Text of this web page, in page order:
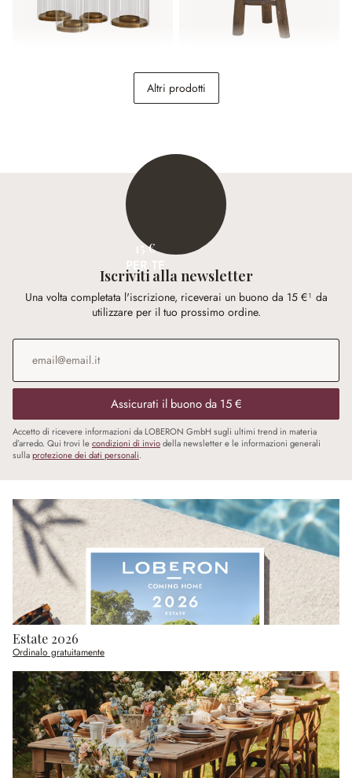
Sgabello Oregon
Altri prodotti
15 €
PER TE
Iscriviti alla newsletter
Una volta completata l'iscrizione, riceverai un buono da 15 €¹ da
utilizzare per il tuo prossimo ordine.
Indirizzo e-mail
Assicurati il buono da 15 €
Accetto di ricevere informazioni da LOBERON GmbH sugli ultimi trend in materia
d’arredo. Qui trovi lecondizioni di inviodella newsletter e le informazioni generali
sullaprotezione dei dati personali.
Estate 2026
Ordinalo gratuitamente